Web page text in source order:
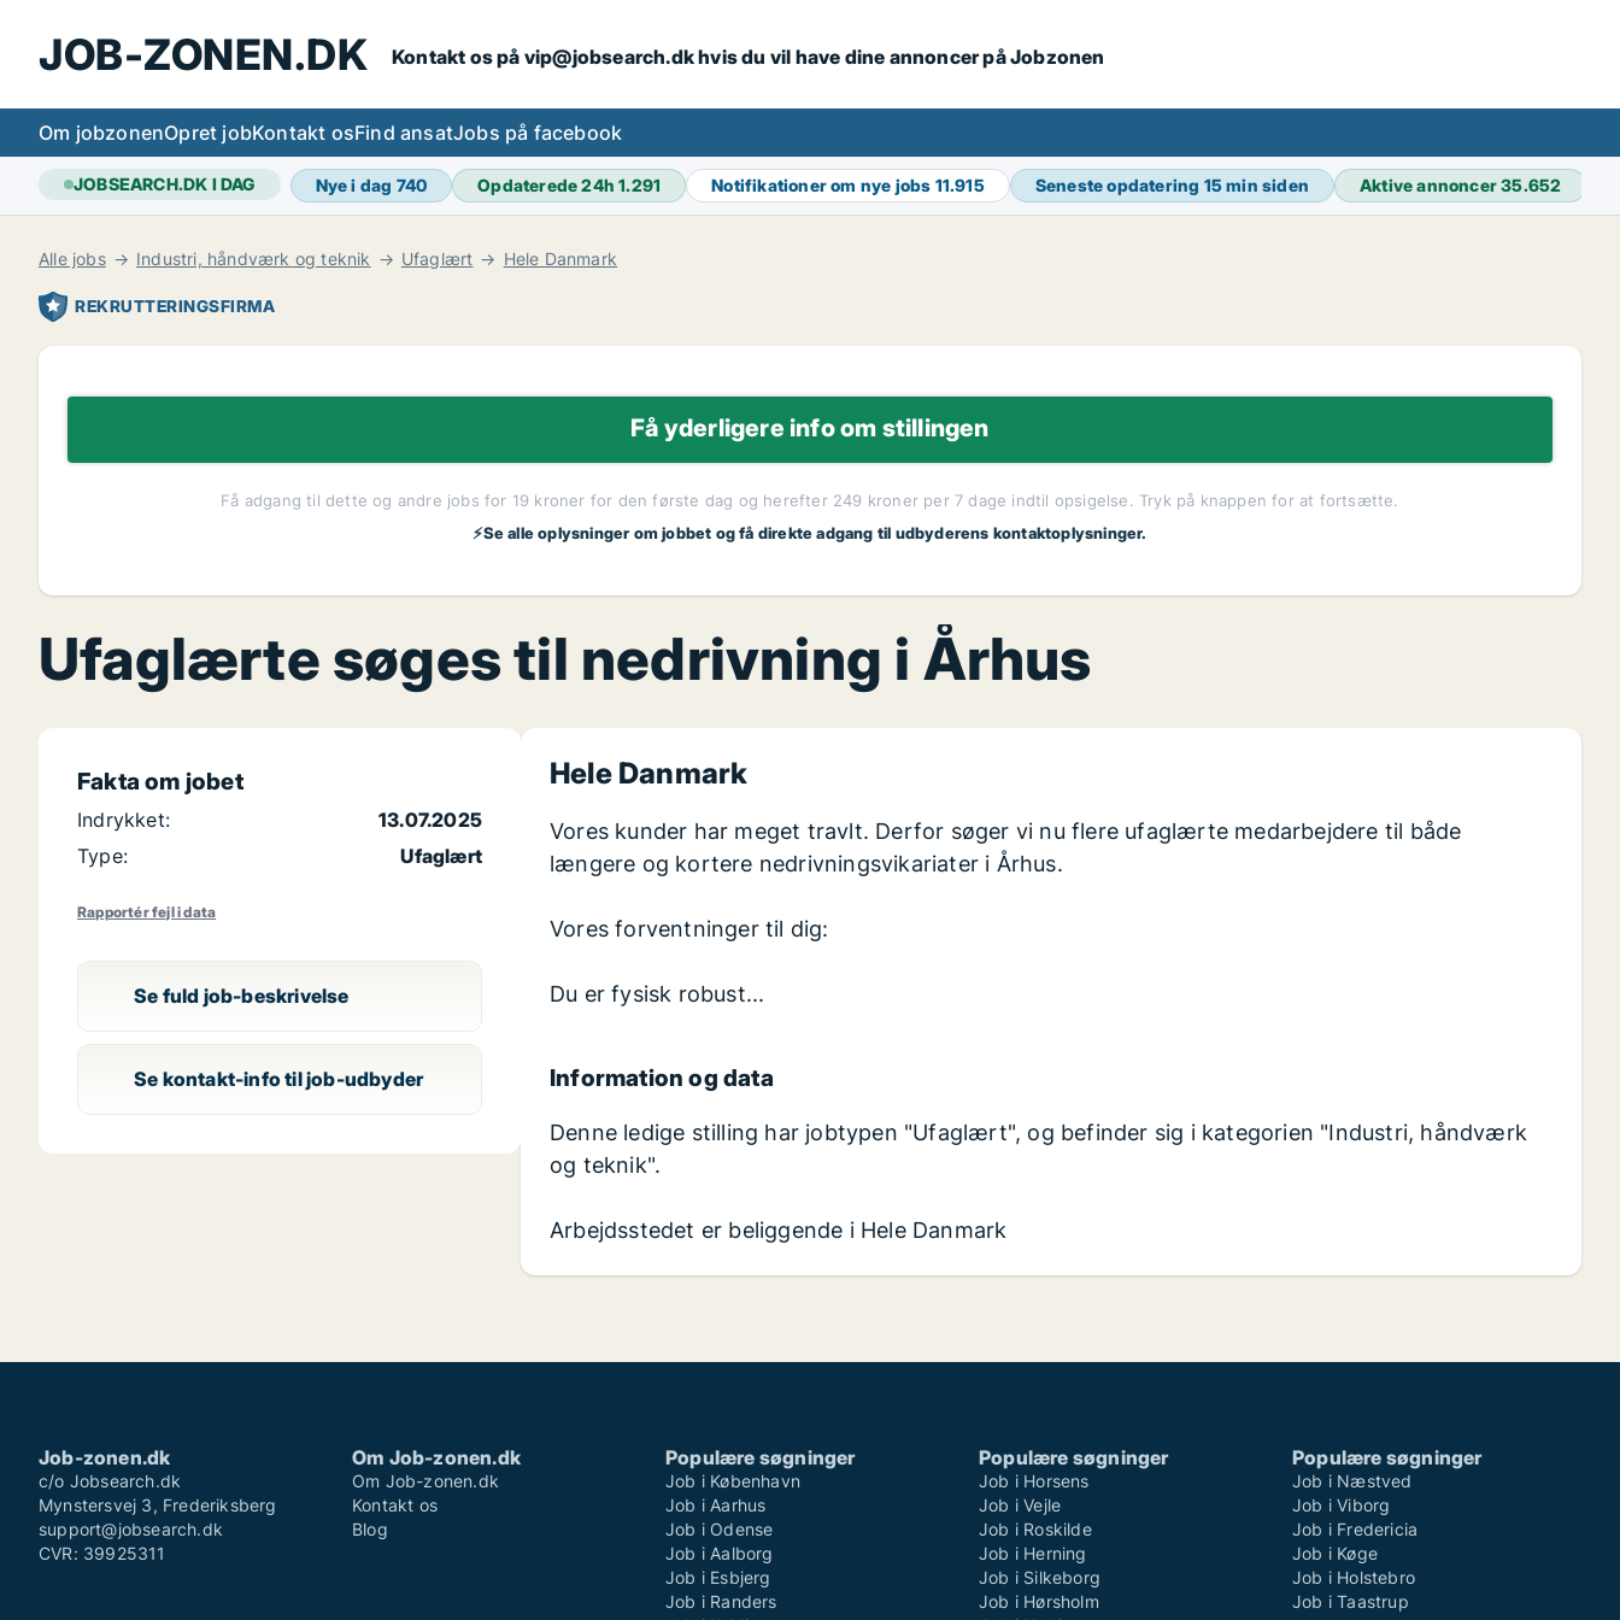
JOB-ZONEN.DK Kontakt os på vip@jobsearch.dk hvis du vil have dine annoncer på Jobzonen
Om jobzonenOpret jobKontakt osFind ansatJobs på facebook
JOBSEARCH.DK I DAG Nye i dag 740 Opdaterede 24h1.291 Notifikationer om nye jobs 11.915 Seneste opdatering 15 min siden Aktive annoncer35.652
Alle jobs Industri, håndværk og teknik Ufaglært Hele Danmark
REKRUTTERINGSFIRMA
Få yderligere info om stillingen
Få adgang til dette og andre jobs for 19 kroner for den første dag og herefter 249 kroner per 7 dage indtil opsigelse. Tryk på knappen for at fortsætte.
⚡Se alle oplysninger om jobbet og få direkte adgang til udbyderens kontaktoplysninger.
Ufaglærte søges til nedrivning i Århus
Hele Danmark
Vores kunder har meget travlt. Derfor søger vi nu flere ufaglærte medarbejdere til både
længere og kortere nedrivningsvikariater i Århus.
Vores forventninger til dig:
Du er fysisk robust...
Information og data
Denne ledige stilling har jobtypen "Ufaglært", og befinder sig i kategorien "Industri, håndværk
og teknik".
Arbejdsstedet er beliggende i Hele Danmark
Fakta om jobet
Indrykket:
13.07.2025
Type:
Ufaglært
Rapportér fejl i data
Se fuld job-beskrivelse
Se kontakt-info til job-udbyder
Job-zonen.dk
c/o Jobsearch.dk
Mynstersvej 3, Frederiksberg
support@jobsearch.dk
CVR: 39925311
Om Job-zonen.dk
Om Job-zonen.dk
Kontakt os
Blog
Populære søgninger
Job i København
Job i Aarhus
Job i Odense
Job i Aalborg
Job i Esbjerg
Job i Randers
Populære søgninger
Job i Horsens
Job i Vejle
Job i Roskilde
Job i Herning
Job i Silkeborg
Job i Hørsholm
Populære søgninger
Job i Næstved
Job i Viborg
Job i Fredericia
Job i Køge
Job i Holstebro
Job i Taastrup